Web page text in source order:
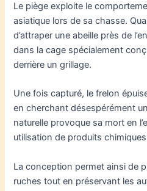
Le piège exploite le
asiatique lors de sa chasse.
d’attraper une abeille près de
dans la cage spécialement
derrière un grillage.
Une fois capturé, le frelon
en cherchant désespérément
naturelle provoque sa mort en
utilisation de produits
La conception permet ainsi de
ruches tout en préservant les